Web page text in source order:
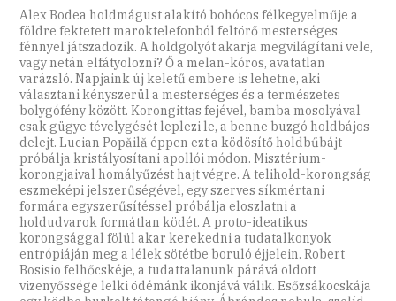
Alex Bodea holdmágust alakító bohócos félkegyelműje a
földre fektetett maroktelefonból feltörő mesterséges
fénnyel játszadozik. A holdgolyót akarja megvilágítani vele,
vagy netán elfátyolozni? Ő a melan-kóros, avatatlan
varázsló. Napjaink új keletű embere is lehetne, aki
választani kényszerül a mesterséges és a természetes
bolygófény között. Korongittas fejével, bamba mosolyával
csak gügye tévelygését leplezi le, a benne buzgó holdbájos
delejt. Lucian Popăilă éppen ezt a ködösítő holdbűbájt
próbálja kristályosítani apollói módon. Misztérium-
korongjaival homályűzést hajt végre. A telihold-korongság
eszmeképi jelszerűségével, egy szerves síkmértani
formára egyszerűsítéssel próbálja eloszlatni a
holdudvarok formátlan ködét. A proto-ideatikus
korongsággal fölül akar kerekedni a tudatalkonyok
entrópiáján meg a lélek sötétbe boruló éjjelein. Robert
Bosisio felhőcskéje, a tudattalanunk párává oldott
vizenyőssége lelki ödémánk ikonjává válik. Esőzsákocskája